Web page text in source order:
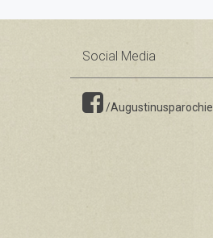
Social Media
/Augustinusparochie